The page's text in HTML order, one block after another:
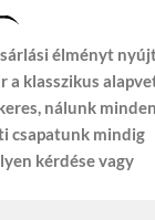
élményt
a klasszikus
nálunk
csapatunk mindig
kérdése vagy